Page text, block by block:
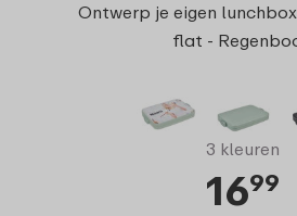
Ontwerp je eigen
flat -
3 kleuren
1699